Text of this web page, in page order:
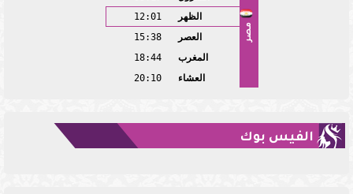
مصر
الظهر
12:01
العصر
15:38
المغرب
18:44
العشاء
20:10
الفيس بوك